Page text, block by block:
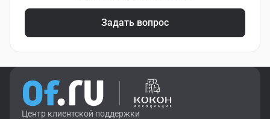
Задать вопрос
Центр клиентской поддержки